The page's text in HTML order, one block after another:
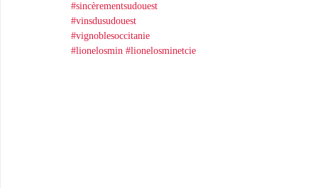
#sincèrementsudouest
#vinsdusudouest
#vignoblesoccitanie
#lionelosmin #lionelosminetcie